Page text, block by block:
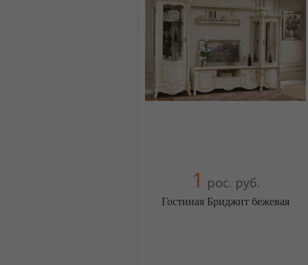
Компания верифицирована
+38(044) 2298919
+38(067) 4454541
1 рос. руб.
Гостиная Бриджит бежевая